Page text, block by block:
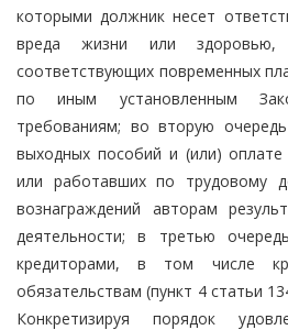
которыми должник несет
вреда жизни или здоровью,
соответствующих повременных
по иным установленным
требованиям; во вторую
выходных пособий и (или)
или работавших по трудовому
вознаграждений авторам
деятельности; в третью
кредиторами, в том числе
обязательствам (пункт 4 статьи
Конкретизируя порядок